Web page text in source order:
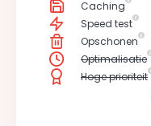
Caching
Speed test
Opschonen
Optimalisatie
Hoge prioriteit